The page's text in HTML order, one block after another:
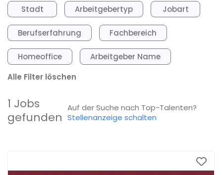
Stadt Arbeitgebertyp Jobart
Berufserfahrung Fachbereich
Homeoffice
Arbeitgeber Name
Alle Filter löschen
1 Jobs
gefunden
Auf der Suche nach Top-Talenten?
Stellenanzeige schalten